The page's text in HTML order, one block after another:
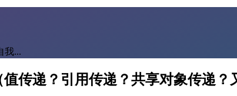
我...
传递？引用传递？共享对象传递？